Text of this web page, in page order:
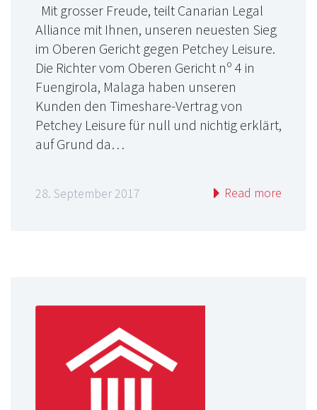
Mit grosser Freude, teilt Canarian Legal
Alliance mit Ihnen, unseren neuesten Sieg
im Oberen Gericht gegen Petchey Leisure.
Die Richter vom Oberen Gericht nº 4 in
Fuengirola, Malaga haben unseren
Kunden den Timeshare-Vertrag von
Petchey Leisure für null und nichtig erklärt,
auf Grund da…
28. September 2017 Read more